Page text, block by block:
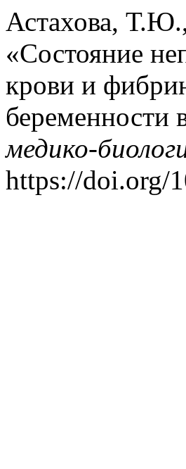
Астахова,
«Состояние
крови и
беременности
медико-
https://doi.org/